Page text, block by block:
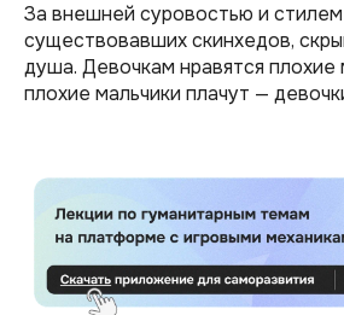
За внешней суровостью и
существовавших скинхедов,
душа. Девочкам нравятся плохие
плохие мальчики плачут —